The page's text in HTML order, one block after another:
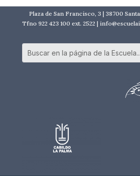
Plaza de San Francisco, 3 | 38700
Tfno 922 423 100 ext. 2522 |